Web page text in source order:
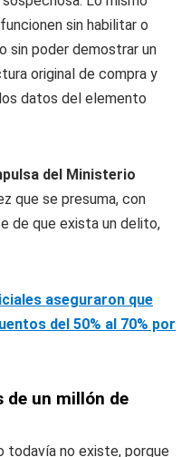
sin habilitar o
sin poder demostrar un
original de compra y
datos del elemento
del Ministerio
que se presuma, con
de que exista un delito,
aseguraron que
del 50% al 70% por
de un millón de
no existe, porque